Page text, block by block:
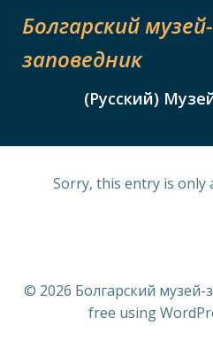
to
Болгарский музей-
заповедник
(Русский)
Sorry, this entry is only
© 2026 Болгарский
free using